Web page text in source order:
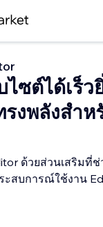
ไซต์ได้เร็
รงพลังสำ
ด้วยส่วนเสริมที่
ะสบการณ์ใช้งาน